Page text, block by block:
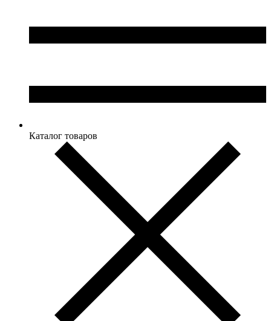
Каталог товаров